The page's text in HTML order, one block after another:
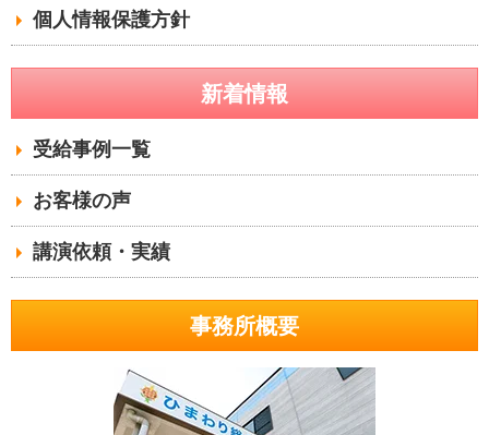
個人情報保護方針
新着情報
受給事例一覧
お客様の声
講演依頼・実績
事務所概要